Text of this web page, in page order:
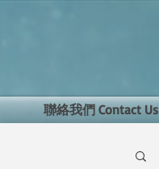
聯絡我們 Contact Us